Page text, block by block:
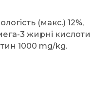
(макс.) 12%,
3 жирні кислоти
1000 mg/kg.